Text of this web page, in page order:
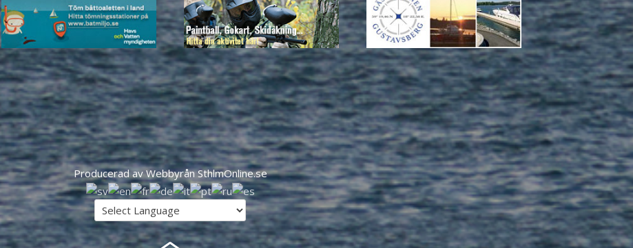
Producerad av Webbyrån SthlmOnline.se